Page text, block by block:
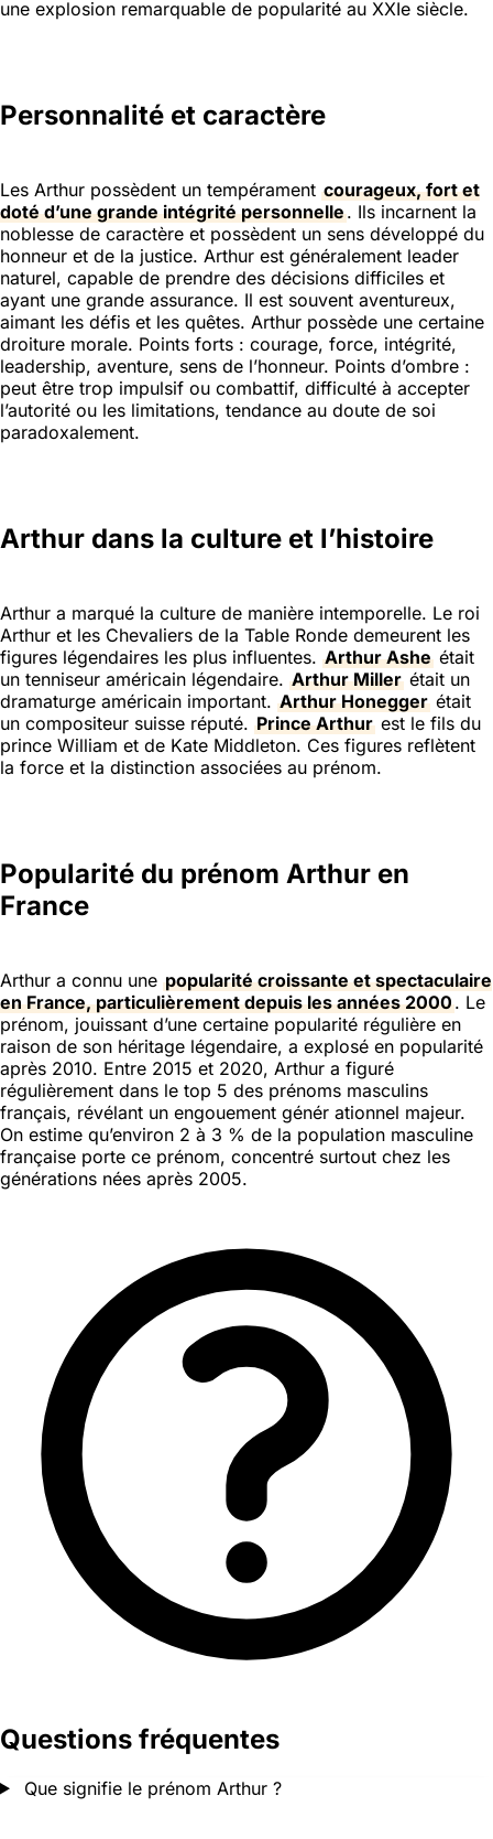
une explosion remarquable de popularité au XXIe siècle.
Personnalité et caractère
Les Arthur possèdent un tempérament courageux, fort et
doté d’une grande intégrité personnelle. Ils incarnent la
noblesse de caractère et possèdent un sens développé du
honneur et de la justice. Arthur est généralement leader
naturel, capable de prendre des décisions difficiles et
ayant une grande assurance. Il est souvent aventureux,
aimant les défis et les quêtes. Arthur possède une certaine
droiture morale. Points forts : courage, force, intégrité,
leadership, aventure, sens de l’honneur. Points d’ombre :
peut être trop impulsif ou combattif, difficulté à accepter
l’autorité ou les limitations, tendance au doute de soi
paradoxalement.
Arthur dans la culture et l’histoire
Arthur a marqué la culture de manière intemporelle. Le roi
Arthur et les Chevaliers de la Table Ronde demeurent les
figures légendaires les plus influentes. Arthur Ashe était
un tenniseur américain légendaire. Arthur Miller était un
dramaturge américain important. Arthur Honegger était
un compositeur suisse réputé. Prince Arthur est le fils du
prince William et de Kate Middleton. Ces figures reflètent
la force et la distinction associées au prénom.
Popularité du prénom Arthur en
France
Arthur a connu une popularité croissante et spectaculaire
en France, particulièrement depuis les années 2000. Le
prénom, jouissant d’une certaine popularité régulière en
raison de son héritage légendaire, a explosé en popularité
après 2010. Entre 2015 et 2020, Arthur a figuré
régulièrement dans le top 5 des prénoms masculins
français, révélant un engouement génér ationnel majeur.
On estime qu’environ 2 à 3 % de la population masculine
française porte ce prénom, concentré surtout chez les
générations nées après 2005.
Questions fréquentes
Que signifie le prénom Arthur ?